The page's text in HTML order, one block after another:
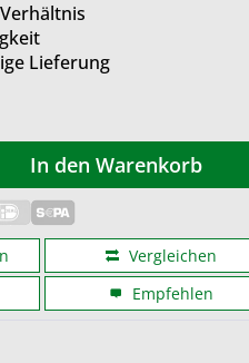
Lieferung
In den Warenkorb
Vergleichen
Empfehlen